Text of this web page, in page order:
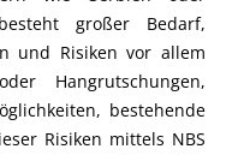
großer Bedarf,
und Risiken vor allem
Hangrutschungen,
bestehende
Risiken mittels NBS